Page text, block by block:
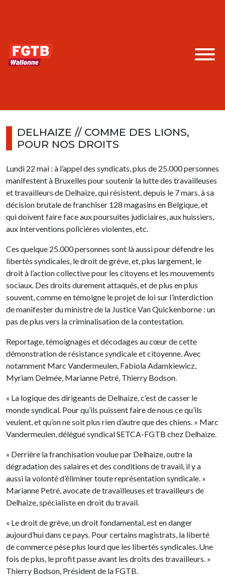
DELHAIZE // COMME DES LIONS,
POUR NOS DROITS
Lundi 22 mai : à l’appel des syndicats, plus de 25.000 personnes
manifestent à Bruxelles pour soutenir la lutte des travailleuses
et travailleurs de Delhaize, qui résistent, depuis le 7 mars, à sa
décision brutale de franchiser 128 magasins en Belgique, et
qui doivent faire face aux poursuites judiciaires, aux huissiers,
aux interventions policières violentes, etc.
Ces quelque 25.000 personnes sont là aussi pour défendre les
libertés syndicales, le droit de grève, et, plus largement, le
droit à l’action collective pour les citoyens et les mouvements
sociaux. Des droits durement attaqués, et de plus en plus
souvent, comme en témoigne le projet de loi sur l’interdiction
de manifester du ministre de la Justice Van Quickenborne : un
pas de plus vers la criminalisation de la contestation.
Reportage, témoignages et décodages au cœur de cette
démonstration de résistance syndicale et citoyenne. Avec
notamment Marc Vandermeulen, Fabiola Adamkiewicz,
Myriam Delmée, Marianne Petré, Thierry Bodson.
« La logique des dirigeants de Delhaize, c’est de casser le
monde syndical. Pour qu’ils puissent faire de nous ce qu’ils
veulent, et qu’on ne soit plus rien d’autre que des chiens. » Marc
Vandermeulen, délégué syndical SETCA-FGTB chez Delhaize.
« Derrière la franchisation voulue par Delhaize, outre la
dégradation des salaires et des conditions de travail, il y a
aussi la volonté d’éliminer toute représentation syndicale. »
Marianne Petré, avocate de travailleuses et travailleurs de
Delhaize, spécialiste en droit du travail.
« Le droit de grève, un droit fondamental, est en danger
aujourd’hui dans ce pays. Pour certains magistrats, la liberté
de commerce pèse plus lourd que les libertés syndicales. Une
fois de plus, le profit passe avant les droits des travailleurs. »
Thierry Bodson, Président de la FGTB.